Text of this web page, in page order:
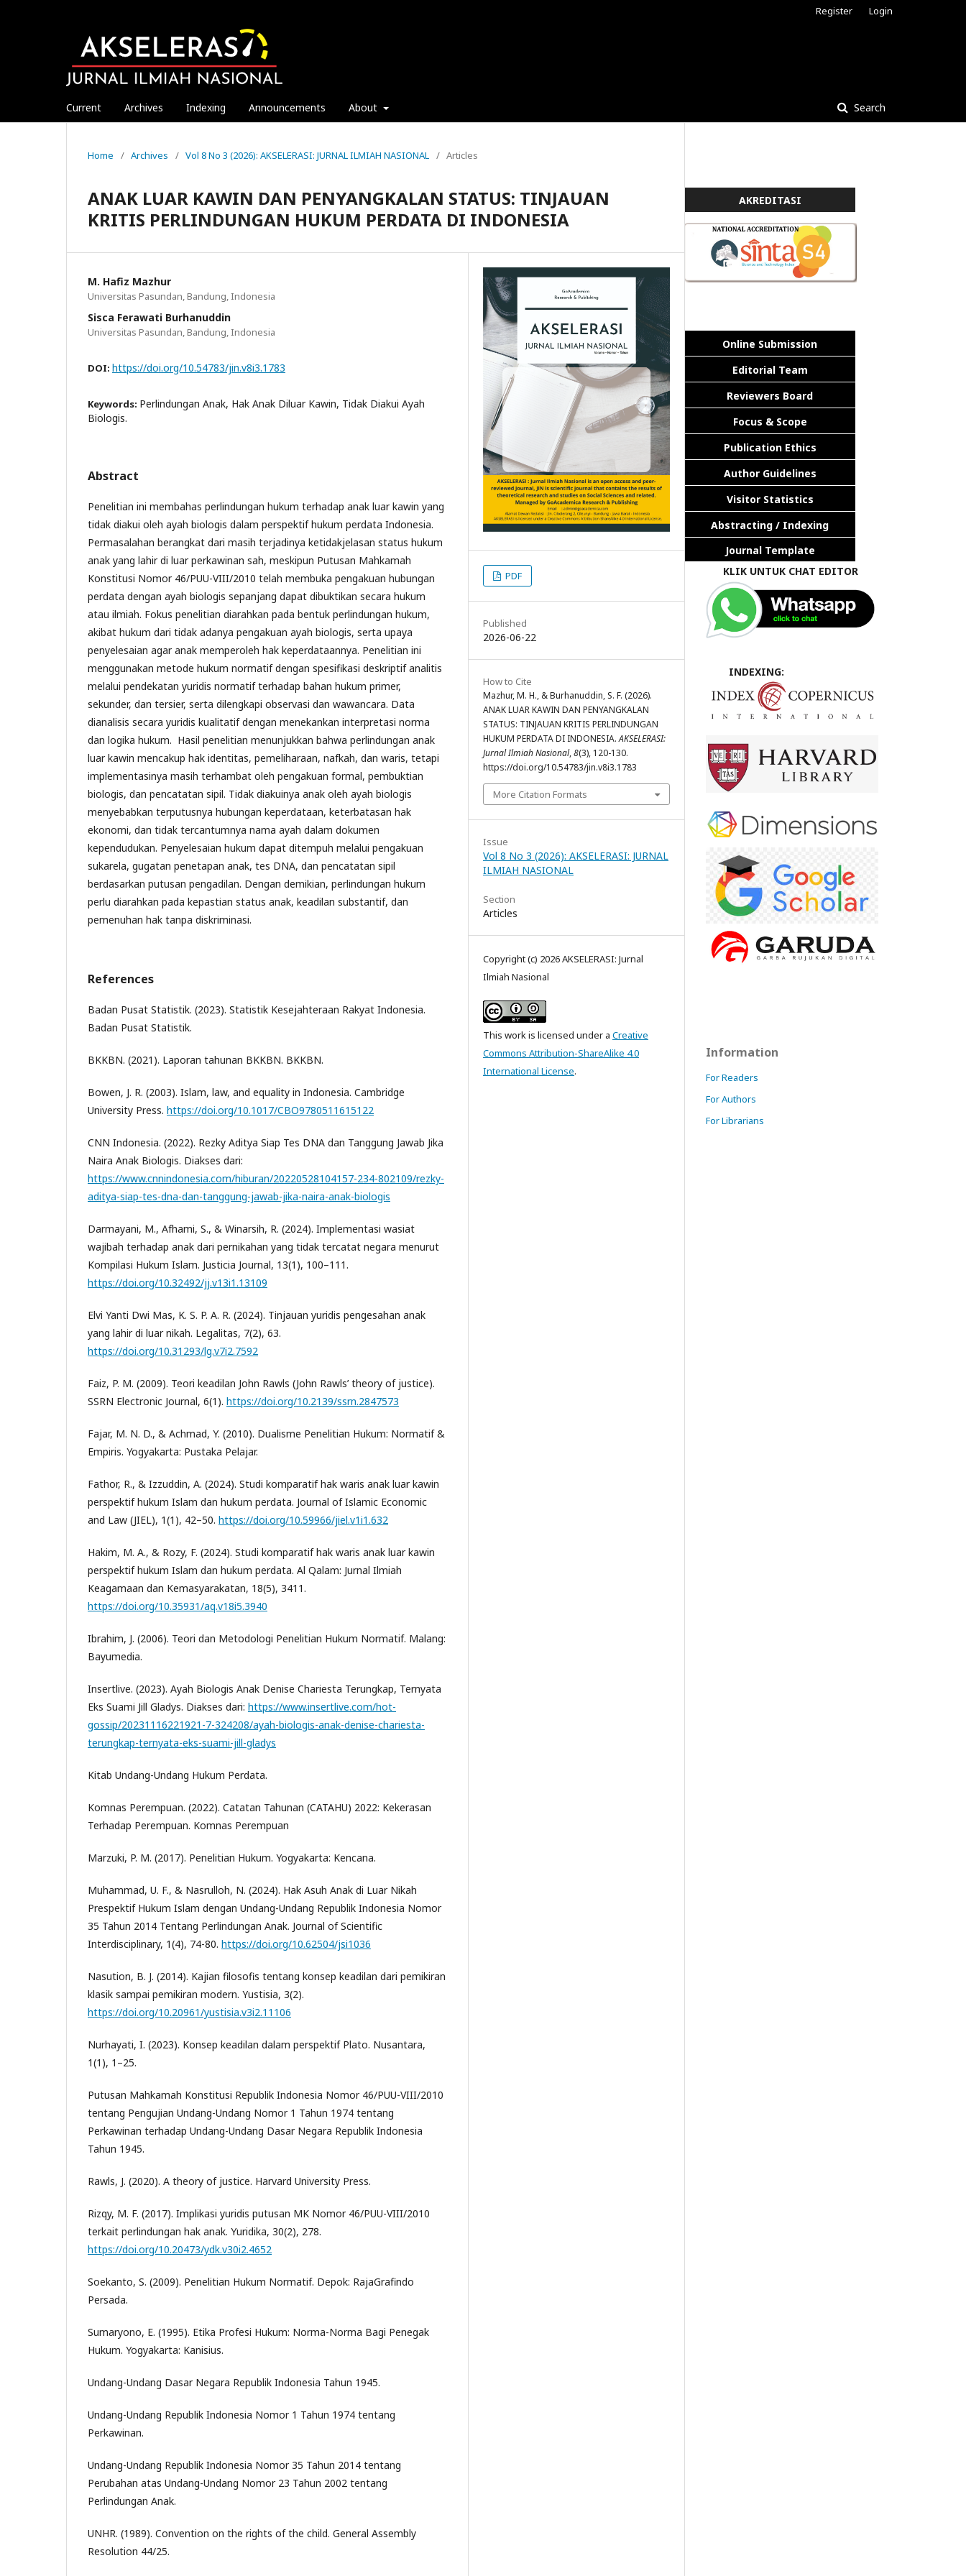
Current Archives Indexing Announcements About Search
Register Login
Home / Archives / Vol 8 No 3 (2026): AKSELERASI: JURNAL ILMIAH NASIONAL / Articles
ANAK LUAR KAWIN DAN PENYANGKALAN STATUS: TINJAUAN
KRITIS PERLINDUNGAN HUKUM PERDATA DI INDONESIA
M. Hafiz Mazhur
Universitas Pasundan, Bandung, Indonesia
Sisca Ferawati Burhanuddin
Universitas Pasundan, Bandung, Indonesia
DOI: https://doi.org/10.54783/jin.v8i3.1783
Keywords: Perlindungan Anak, Hak Anak Diluar Kawin, Tidak Diakui Ayah
Biologis.
Abstract
Penelitian ini membahas perlindungan hukum terhadap anak luar kawin yang
tidak diakui oleh ayah biologis dalam perspektif hukum perdata Indonesia.
Permasalahan berangkat dari masih terjadinya ketidakjelasan status hukum
anak yang lahir di luar perkawinan sah, meskipun Putusan Mahkamah
Konstitusi Nomor 46/PUU-VIII/2010 telah membuka pengakuan hubungan
perdata dengan ayah biologis sepanjang dapat dibuktikan secara hukum
atau ilmiah. Fokus penelitian diarahkan pada bentuk perlindungan hukum,
akibat hukum dari tidak adanya pengakuan ayah biologis, serta upaya
penyelesaian agar anak memperoleh hak keperdataannya. Penelitian ini
menggunakan metode hukum normatif dengan spesifikasi deskriptif analitis
melalui pendekatan yuridis normatif terhadap bahan hukum primer,
sekunder, dan tersier, serta dilengkapi observasi dan wawancara. Data
dianalisis secara yuridis kualitatif dengan menekankan interpretasi norma
dan logika hukum. Hasil penelitian menunjukkan bahwa perlindungan anak
luar kawin mencakup hak identitas, pemeliharaan, nafkah, dan waris, tetapi
implementasinya masih terhambat oleh pengakuan formal, pembuktian
biologis, dan pencatatan sipil. Tidak diakuinya anak oleh ayah biologis
menyebabkan terputusnya hubungan keperdataan, keterbatasan hak
ekonomi, dan tidak tercantumnya nama ayah dalam dokumen
kependudukan. Penyelesaian hukum dapat ditempuh melalui pengakuan
sukarela, gugatan penetapan anak, tes DNA, dan pencatatan sipil
berdasarkan putusan pengadilan. Dengan demikian, perlindungan hukum
perlu diarahkan pada kepastian status anak, keadilan substantif, dan
pemenuhan hak tanpa diskriminasi.
References
Badan Pusat Statistik. (2023). Statistik Kesejahteraan Rakyat Indonesia.
Badan Pusat Statistik.
BKKBN. (2021). Laporan tahunan BKKBN. BKKBN.
Bowen, J. R. (2003). Islam, law, and equality in Indonesia. Cambridge
University Press. https://doi.org/10.1017/CBO9780511615122
CNN Indonesia. (2022). Rezky Aditya Siap Tes DNA dan Tanggung Jawab Jika
Naira Anak Biologis. Diakses dari:
https://www.cnnindonesia.com/hiburan/20220528104157-234-802109/rezky-
aditya-siap-tes-dna-dan-tanggung-jawab-jika-naira-anak-biologis
Darmayani, M., Afhami, S., & Winarsih, R. (2024). Implementasi wasiat
wajibah terhadap anak dari pernikahan yang tidak tercatat negara menurut
Kompilasi Hukum Islam. Justicia Journal, 13(1), 100–111.
https://doi.org/10.32492/jj.v13i1.13109
Elvi Yanti Dwi Mas, K. S. P. A. R. (2024). Tinjauan yuridis pengesahan anak
yang lahir di luar nikah. Legalitas, 7(2), 63.
https://doi.org/10.31293/lg.v7i2.7592
Faiz, P. M. (2009). Teori keadilan John Rawls (John Rawls’ theory of justice).
SSRN Electronic Journal, 6(1). https://doi.org/10.2139/ssrn.2847573
Fajar, M. N. D., & Achmad, Y. (2010). Dualisme Penelitian Hukum: Normatif &
Empiris. Yogyakarta: Pustaka Pelajar.
Fathor, R., & Izzuddin, A. (2024). Studi komparatif hak waris anak luar kawin
perspektif hukum Islam dan hukum perdata. Journal of Islamic Economic
and Law (JIEL), 1(1), 42–50. https://doi.org/10.59966/jiel.v1i1.632
Hakim, M. A., & Rozy, F. (2024). Studi komparatif hak waris anak luar kawin
perspektif hukum Islam dan hukum perdata. Al Qalam: Jurnal Ilmiah
Keagamaan dan Kemasyarakatan, 18(5), 3411.
https://doi.org/10.35931/aq.v18i5.3940
Ibrahim, J. (2006). Teori dan Metodologi Penelitian Hukum Normatif. Malang:
Bayumedia.
Insertlive. (2023). Ayah Biologis Anak Denise Chariesta Terungkap, Ternyata
Eks Suami Jill Gladys. Diakses dari: https://www.insertlive.com/hot-
gossip/20231116221921-7-324208/ayah-biologis-anak-denise-chariesta-
terungkap-ternyata-eks-suami-jill-gladys
Kitab Undang-Undang Hukum Perdata.
Komnas Perempuan. (2022). Catatan Tahunan (CATAHU) 2022: Kekerasan
Terhadap Perempuan. Komnas Perempuan
Marzuki, P. M. (2017). Penelitian Hukum. Yogyakarta: Kencana.
Muhammad, U. F., & Nasrulloh, N. (2024). Hak Asuh Anak di Luar Nikah
Prespektif Hukum Islam dengan Undang-Undang Republik Indonesia Nomor
35 Tahun 2014 Tentang Perlindungan Anak. Journal of Scientific
Interdisciplinary, 1(4), 74-80. https://doi.org/10.62504/jsi1036
Nasution, B. J. (2014). Kajian filosofis tentang konsep keadilan dari pemikiran
klasik sampai pemikiran modern. Yustisia, 3(2).
https://doi.org/10.20961/yustisia.v3i2.11106
Nurhayati, I. (2023). Konsep keadilan dalam perspektif Plato. Nusantara,
1(1), 1–25.
Putusan Mahkamah Konstitusi Republik Indonesia Nomor 46/PUU-VIII/2010
tentang Pengujian Undang-Undang Nomor 1 Tahun 1974 tentang
Perkawinan terhadap Undang-Undang Dasar Negara Republik Indonesia
Tahun 1945.
Rawls, J. (2020). A theory of justice. Harvard University Press.
Rizqy, M. F. (2017). Implikasi yuridis putusan MK Nomor 46/PUU-VIII/2010
terkait perlindungan hak anak. Yuridika, 30(2), 278.
https://doi.org/10.20473/ydk.v30i2.4652
Soekanto, S. (2009). Penelitian Hukum Normatif. Depok: RajaGrafindo
Persada.
Sumaryono, E. (1995). Etika Profesi Hukum: Norma-Norma Bagi Penegak
Hukum. Yogyakarta: Kanisius.
Undang-Undang Dasar Negara Republik Indonesia Tahun 1945.
Undang-Undang Republik Indonesia Nomor 1 Tahun 1974 tentang
Perkawinan.
Undang-Undang Republik Indonesia Nomor 35 Tahun 2014 tentang
Perubahan atas Undang-Undang Nomor 23 Tahun 2002 tentang
Perlindungan Anak.
UNHR. (1989). Convention on the rights of the child. General Assembly
Resolution 44/25.
PDF
Published
2026-06-22
How to Cite
Mazhur, M. H., & Burhanuddin, S. F. (2026).
ANAK LUAR KAWIN DAN PENYANGKALAN
STATUS: TINJAUAN KRITIS PERLINDUNGAN
HUKUM PERDATA DI INDONESIA.AKSELERASI:
Jurnal Ilmiah Nasional,8(3), 120-130.
https://doi.org/10.54783/jin.v8i3.1783
More Citation Formats
Issue
Vol 8 No 3 (2026): AKSELERASI: JURNAL
ILMIAH NASIONAL
Section
Articles
Copyright (c) 2026 AKSELERASI: Jurnal
Ilmiah Nasional
This work is licensed under a Creative
Commons Attribution-ShareAlike 4.0
International License.
AKREDITASI
Online Submission
Editorial Team
Reviewers Board
Focus & Scope
Publication Ethics
Author Guidelines
Visitor Statistics
Abstracting / Indexing
Journal Template
KLIK UNTUK CHAT EDITOR
INDEXING:
Information
For Readers
For Authors
For Librarians